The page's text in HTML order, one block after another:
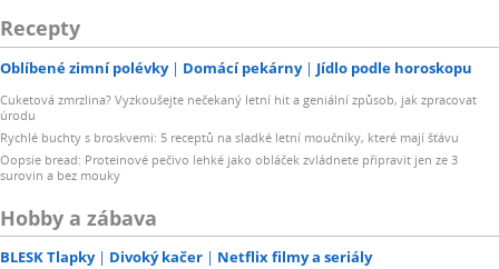
Recepty
Oblíbené zimní polévky Domácí pekárny Jídlo podle horoskopu
Cuketová zmrzlina? Vyzkoušejte nečekaný letní hit a geniální způsob, jak zpracovat
úrodu
Rychlé buchty s broskvemi: 5 receptů na sladké letní moučníky, které mají šťávu
Oopsie bread: Proteinové pečivo lehké jako obláček zvládnete připravit jen ze 3
surovin a bez mouky
Hobby a zábava
BLESK Tlapky Divoký kačer Netflix filmy a seriály